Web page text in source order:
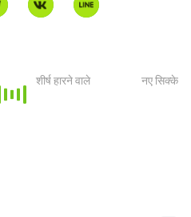
शीर्ष हारने वाले नए सिक्के